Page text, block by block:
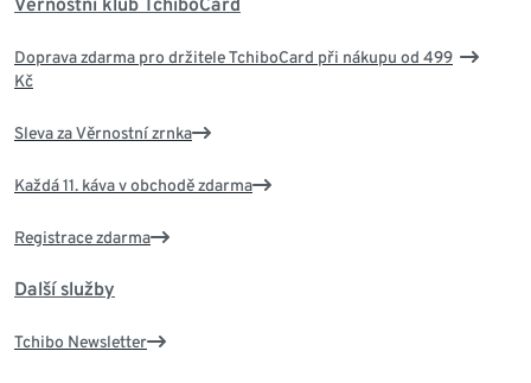
Doprava zdarma pro držitele TchiboCard při nákupu od 499
Kč
Sleva za Věrnostní zrnka
Každá 11. káva v obchodě zdarma
Registrace zdarma
Další služby
Tchibo Newsletter